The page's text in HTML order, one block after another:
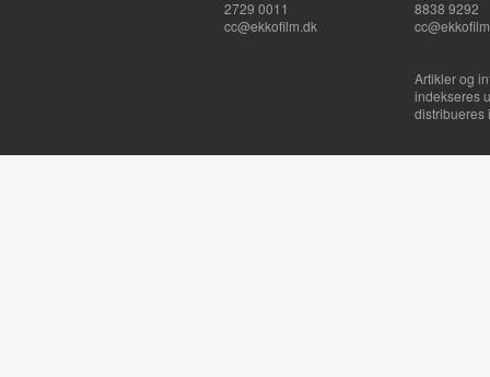
2729 0011
cc@ekkofilm.dk
8838 9292
Artikler og
indekseres
distribueres